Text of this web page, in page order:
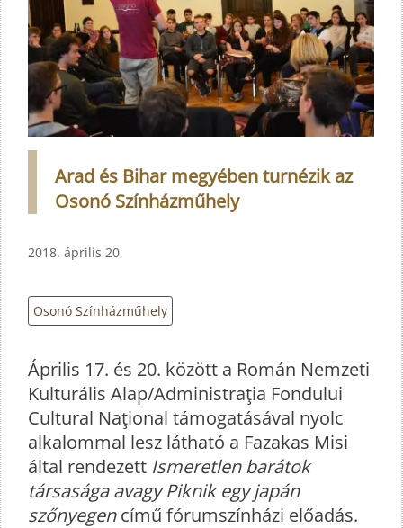
Arad és Bihar megyében turnézik az
Osonó Színházműhely
2018. április 20
Osonó Színházműhely
Április 17. és 20. között a Román Nemzeti
Kulturális Alap/Administraţia Fondului
Cultural Naţional támogatásával nyolc
alkalommal lesz látható a Fazakas Misi
által rendezett Ismeretlen barátok
társasága avagy Piknik egy japán
szőnyegencímű fórumszínházi előadás.